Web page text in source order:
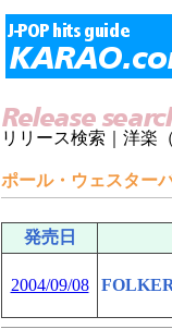
リリース検索｜洋楽
ポール・ウェスター
発売日
2004/09/08